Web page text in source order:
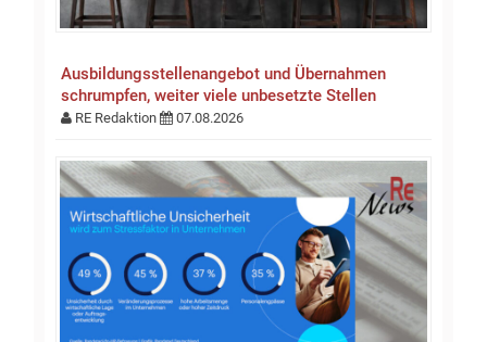
Ausbildungsstellen­an­gebot und Übernahmen
schrumpfen, weiter viele unbesetzte Stellen
RE Redaktion 07.08.2026